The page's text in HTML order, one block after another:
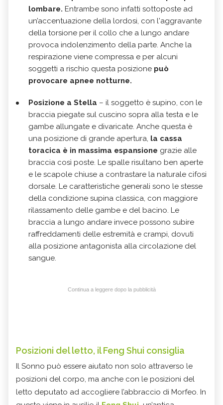
lombare. Entrambe sono infatti sottoposte ad
un’accentuazione della lordosi, con l'aggravante
della torsione per il collo che a lungo andare
provoca indolenzimento della parte. Anche la
respirazione viene compressa e per alcuni
soggetti a rischio questa posizione può
provocare apnee notturne.
Posizione a Stella – il soggetto è supino, con le
braccia piegate sul cuscino sopra alla testa e le
gambe allungate e divaricate. Anche questa è
una posizione di grande apertura, la cassa
toracica è in massima espansione grazie alle
braccia così poste. Le spalle risultano ben aperte
e le scapole chiuse a contrastare la naturale cifosi
dorsale. Le caratteristiche generali sono le stesse
della condizione supina classica, con maggiore
rilassamento delle gambe e del bacino. Le
braccia a lungo andare invece possono subire
raffreddamenti delle estremità e crampi, dovuti
alla posizione antagonista alla circolazione del
sangue.
Continua a leggere dopo la pubblicità
Posizioni del letto, il Feng Shui consiglia
Il Sonno può essere aiutato non solo attraverso le
posizioni del corpo, ma anche con le posizioni del
letto deputato ad accogliere l’abbraccio di Morfeo. In